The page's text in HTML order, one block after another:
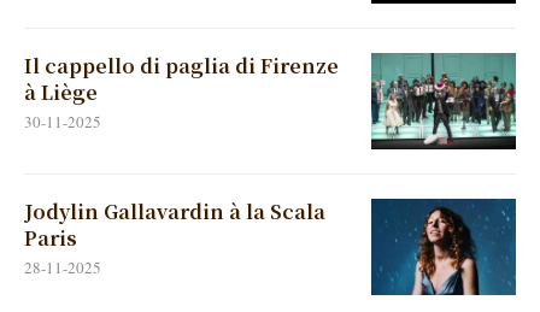
Il cappello di paglia di Firenze
à Liège
30-11-2025
Jodylin Gallavardin à la Scala
Paris
28-11-2025